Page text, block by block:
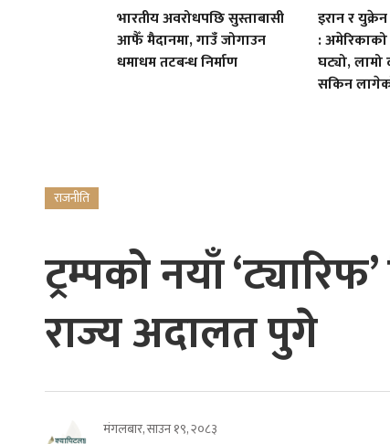
भारतीय अवरोधपछि सुस्ताबासी
आफैँ मैदानमा, गाउँ जोगाउन
धमाधम तटबन्ध निर्माण
इरान र
: अमेरिकाको
घट्यो, लामो
सकिन
राजनीति
ट्रम्पको नयाँ
राज्य अदालत पुगे
मंगलबार, साउन १९, २०८३